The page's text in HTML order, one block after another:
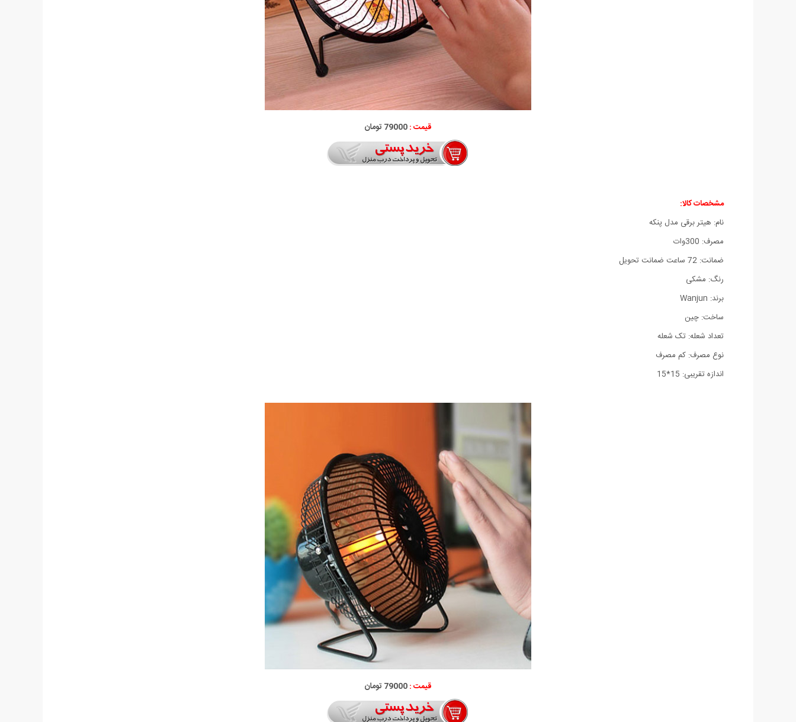
قیمت :79000 تومان
مشخصات کالا:
نام: هیتر برقی مدل پنکه
مصرف: 300وات
ضمانت: 72 ساعت ضمانت تحویل
رنگ: مشکی
برند: Wanjun
ساخت: چین
تعداد شعله: تک شعله
نوع مصرف: کم مصرف
اندازه تقریبی: 15*15
قیمت :79000 تومان